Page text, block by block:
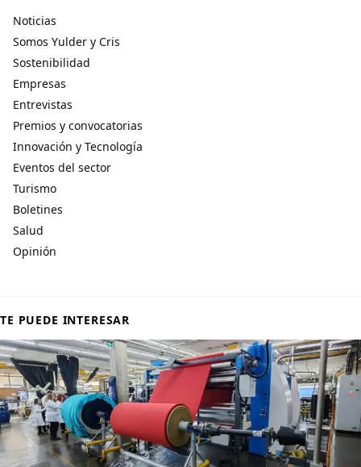
Noticias
Somos Yulder y Cris
Sostenibilidad
Empresas
Entrevistas
Premios y convocatorias
Innovación y Tecnología
Eventos del sector
Turismo
Boletines
Salud
Opinión
TE PUEDE INTERESAR